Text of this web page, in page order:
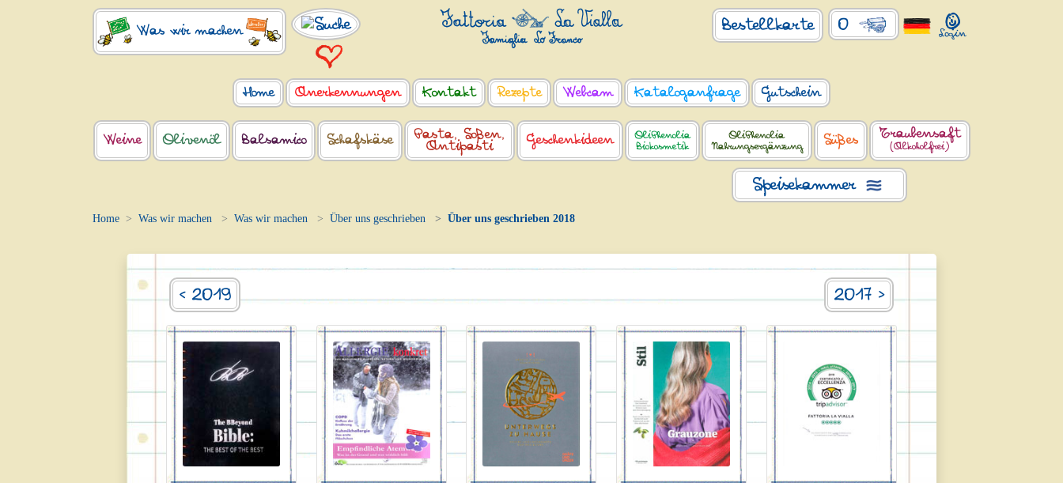
Was wir machen 0
Bestellkarte
Home Anerkennungen Kontakt Rezepte Webcam Kataloganfrage Gutschein
Weine Olivenöl Balsamico Schafskäse
Pasta, Soßen,
Antipasti
Geschenkideen
OliPhenolia
Biokosmetik
OliPhenolia
Nahrungsergänzung
Süßes Traubensaft
(Alkoholfrei)
Speisekammer
Home Was wir machen Was wir machen Über uns geschrieben Über uns geschrieben 2018
< 2019 2017 >